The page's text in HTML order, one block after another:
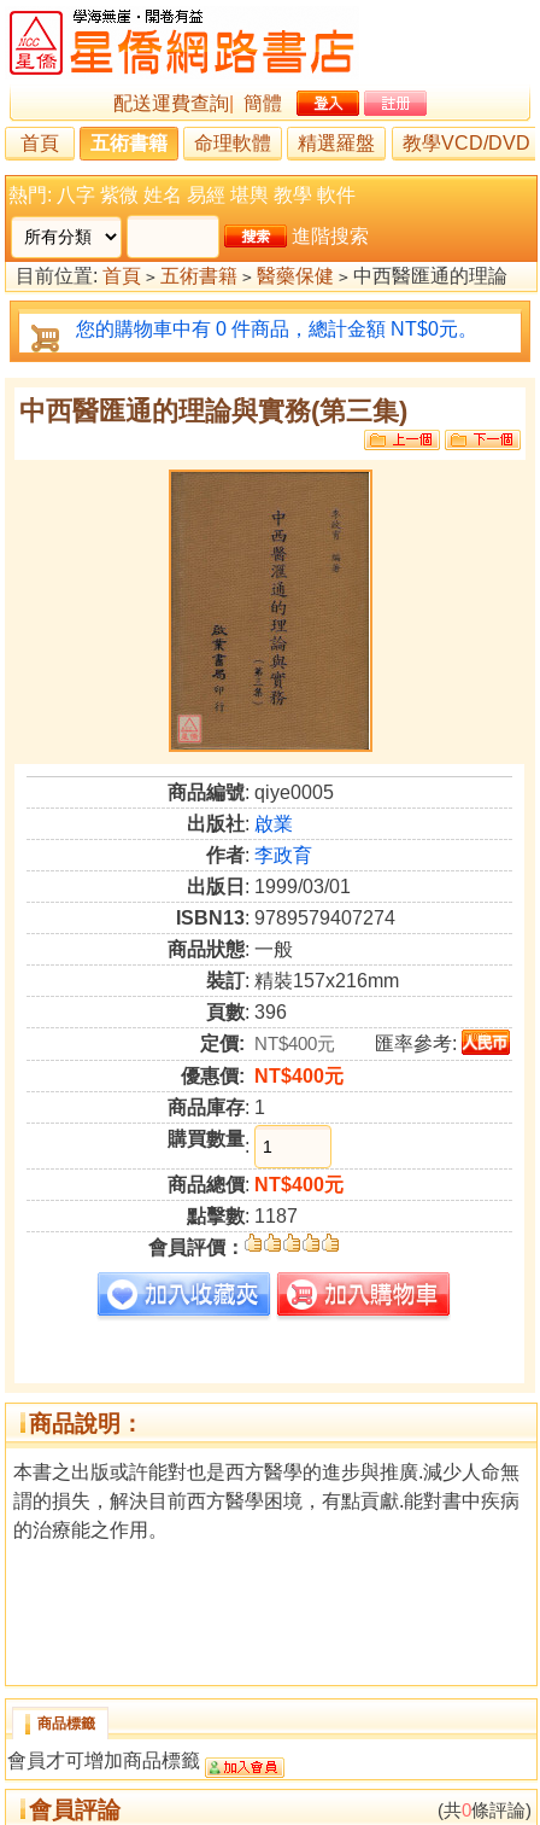
配送運費查詢
簡體
首頁
五術書籍 命理軟體 精選羅盤 教學VCD/DVD
熱門: 八字 紫微 姓名 易經 堪輿 教學 軟件
進階搜索
目前位置: 首頁 > 五術書籍 > 醫藥保健 > 中西醫匯通的理論
與實務(第三集)
您的購物車中有 0 件商品，總計金額 NT$0元。
中西醫匯通的理論與實務(第三集)
商品編號: qiye0005
出版社: 啟業
作者:李政育
出版日 : 1999/03/01
ISBN13: 9789579407274
商品狀態: 一般
裝訂: 精裝157x216mm
頁數: 396
定價: NT$400元
匯率參考:
優惠價:
NT$400元
商品庫存: 1
購買數量:
商品總價: NT$400元
點擊數: 1187
會員評價：
商品說明：
本書之出版或許能對也是西方醫學的進步與推廣.減少人命無
謂的損失，解決目前西方醫學困境，有點貢獻.能對書中疾病
的治療能之作用。
商品標籤
會員才可增加商品標籤
會員評論 (共0條評論)